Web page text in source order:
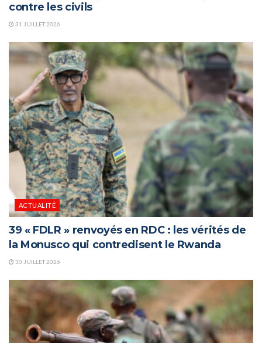
contre les civils
31 JUILLET 2026
ACTUALITÉ
39 « FDLR » renvoyés en RDC : les vérités de
la Monusco qui contredisent le Rwanda
30 JUILLET 2026